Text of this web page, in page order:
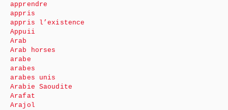
apprendre
appris
appris l’existence
Appuii
Arab
Arab horses
arabe
arabes
arabes unis
Arabie Saoudite
Arafat
Arajol